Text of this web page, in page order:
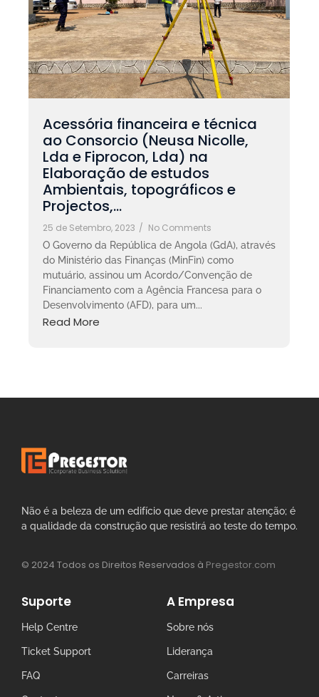
Acessória financeira e técnica
ao Consorcio (Neusa Nicolle,
Lda e Fiprocon, Lda) na
Elaboração de estudos
Ambientais, topográficos e
Projectos,…
25 de Setembro, 2023 / No Comments
O Governo da República de Angola (GdA), através
do Ministério das Finanças (MinFin) como
mutuário, assinou um Acordo/Convenção de
Financiamento com a Agência Francesa para o
Desenvolvimento (AFD), para um...
Read More
Não é a beleza de um edifício que deve prestar atenção; é
a qualidade da construção que resistirá ao teste do tempo.
© 2024 Todos os Direitos Reservados à Pregestor.com
Suporte
Help Centre
Ticket Support
FAQ
A Empresa
Sobre nós
Liderança
Carreiras